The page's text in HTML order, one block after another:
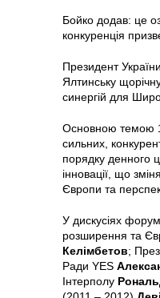
Бойко додав: це
конкуренція
Президент України
Ялтинську
синергій для
Основною темою
сильних,
порядку денного
інновації, що
Європи та
У дискусіях
розширення та
Келімбетов;
Ради YES
Інтерполу